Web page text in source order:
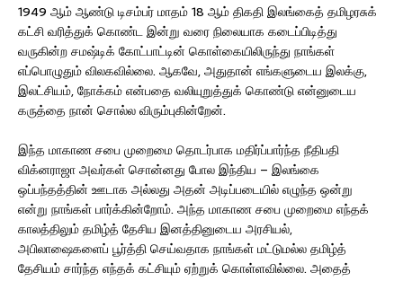
1949 ஆம் ஆண்டு டிசம்பர் மாதம் 18 ஆம் திகதி இலங்கைத் தமிழரசுக்
கட்சி வரித்துக் கொண்ட இன்று வரை நிலையாக கடைப்பிடித்து
வருகின்ற சமஷ்டிக் கோட்பாட்டின் கொள்கையிலிருந்து நாங்கள்
எப்பொழுதும் விலகவில்லை. ஆகவே, அதுதான் எங்களுடைய இலக்கு,
இலட்சியம், நோக்கம் என்பதை வலியுறுத்துக் கொண்டு என்னுடைய
கருத்தை நான் சொல்ல விரும்புகின்றேன்.
இந்த மாகாண சபை முறைமை தொடர்பாக மதிர்ப்பார்ந்த நீதிபதி
விக்னராஜா அவர்கள் சொன்னது போல இந்திய – இலங்கை
ஒப்பந்தத்தின் ஊடாக அல்லது அதன் அடிப்படையில் எழுந்த ஒன்று
என்று நாங்கள் பார்க்கின்றோம். அந்த மாகாண சபை முறைமை எந்தக்
காலத்திலும் தமிழ்த் தேசிய இனத்தினுடைய அரசியல்,
அபிலாஷைகளைப் பூர்த்தி செய்வதாக நாங்கள் மட்டுமல்ல தமிழ்த்
தேசியம் சார்ந்த எந்தக் கட்சியும் ஏற்றுக் கொள்ளவில்லை. அதைத்